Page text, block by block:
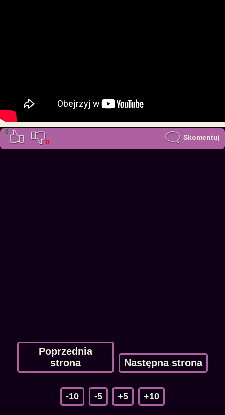
0
0
Skomentuj
Poprzednia
strona
Następna strona
-10 -5 +5 +10